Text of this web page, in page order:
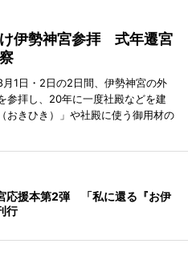
伊勢神宮参拝 式年遷宮
1日・2日の2日間、伊勢神宮の外
参拝し、20年に一度社殿などを建
おきひき）」や社殿に使う御用材の
応援本第2弾 「私に還る『お伊
行